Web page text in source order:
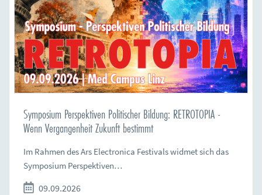
Symposium Perspektiven Politischer Bildung: RETROTOPIA -
Wenn Vergangenheit Zukunft bestimmt
Im Rahmen des Ars Electronica Festivals widmet sich das
Symposium Perspektiven…
09.09.2026